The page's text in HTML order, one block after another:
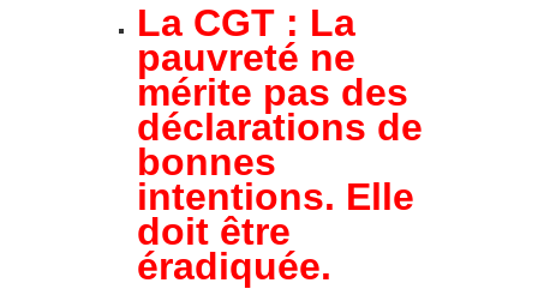
La CGT : La
pauvreté ne
mérite pas des
déclarations de
bonnes
intentions. Elle
doit être
éradiquée.